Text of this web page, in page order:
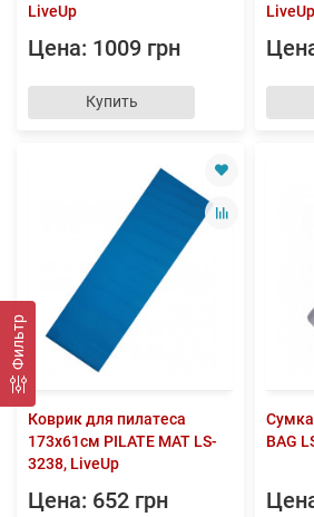
LiveUp
Цена: 1009 грн
Купить
LiveUp
Коврик для пилатеса
173x61см PILATE MAT LS-
3238, LiveUp
Цена: 652 грн
Сумка
BAG
Фильтр